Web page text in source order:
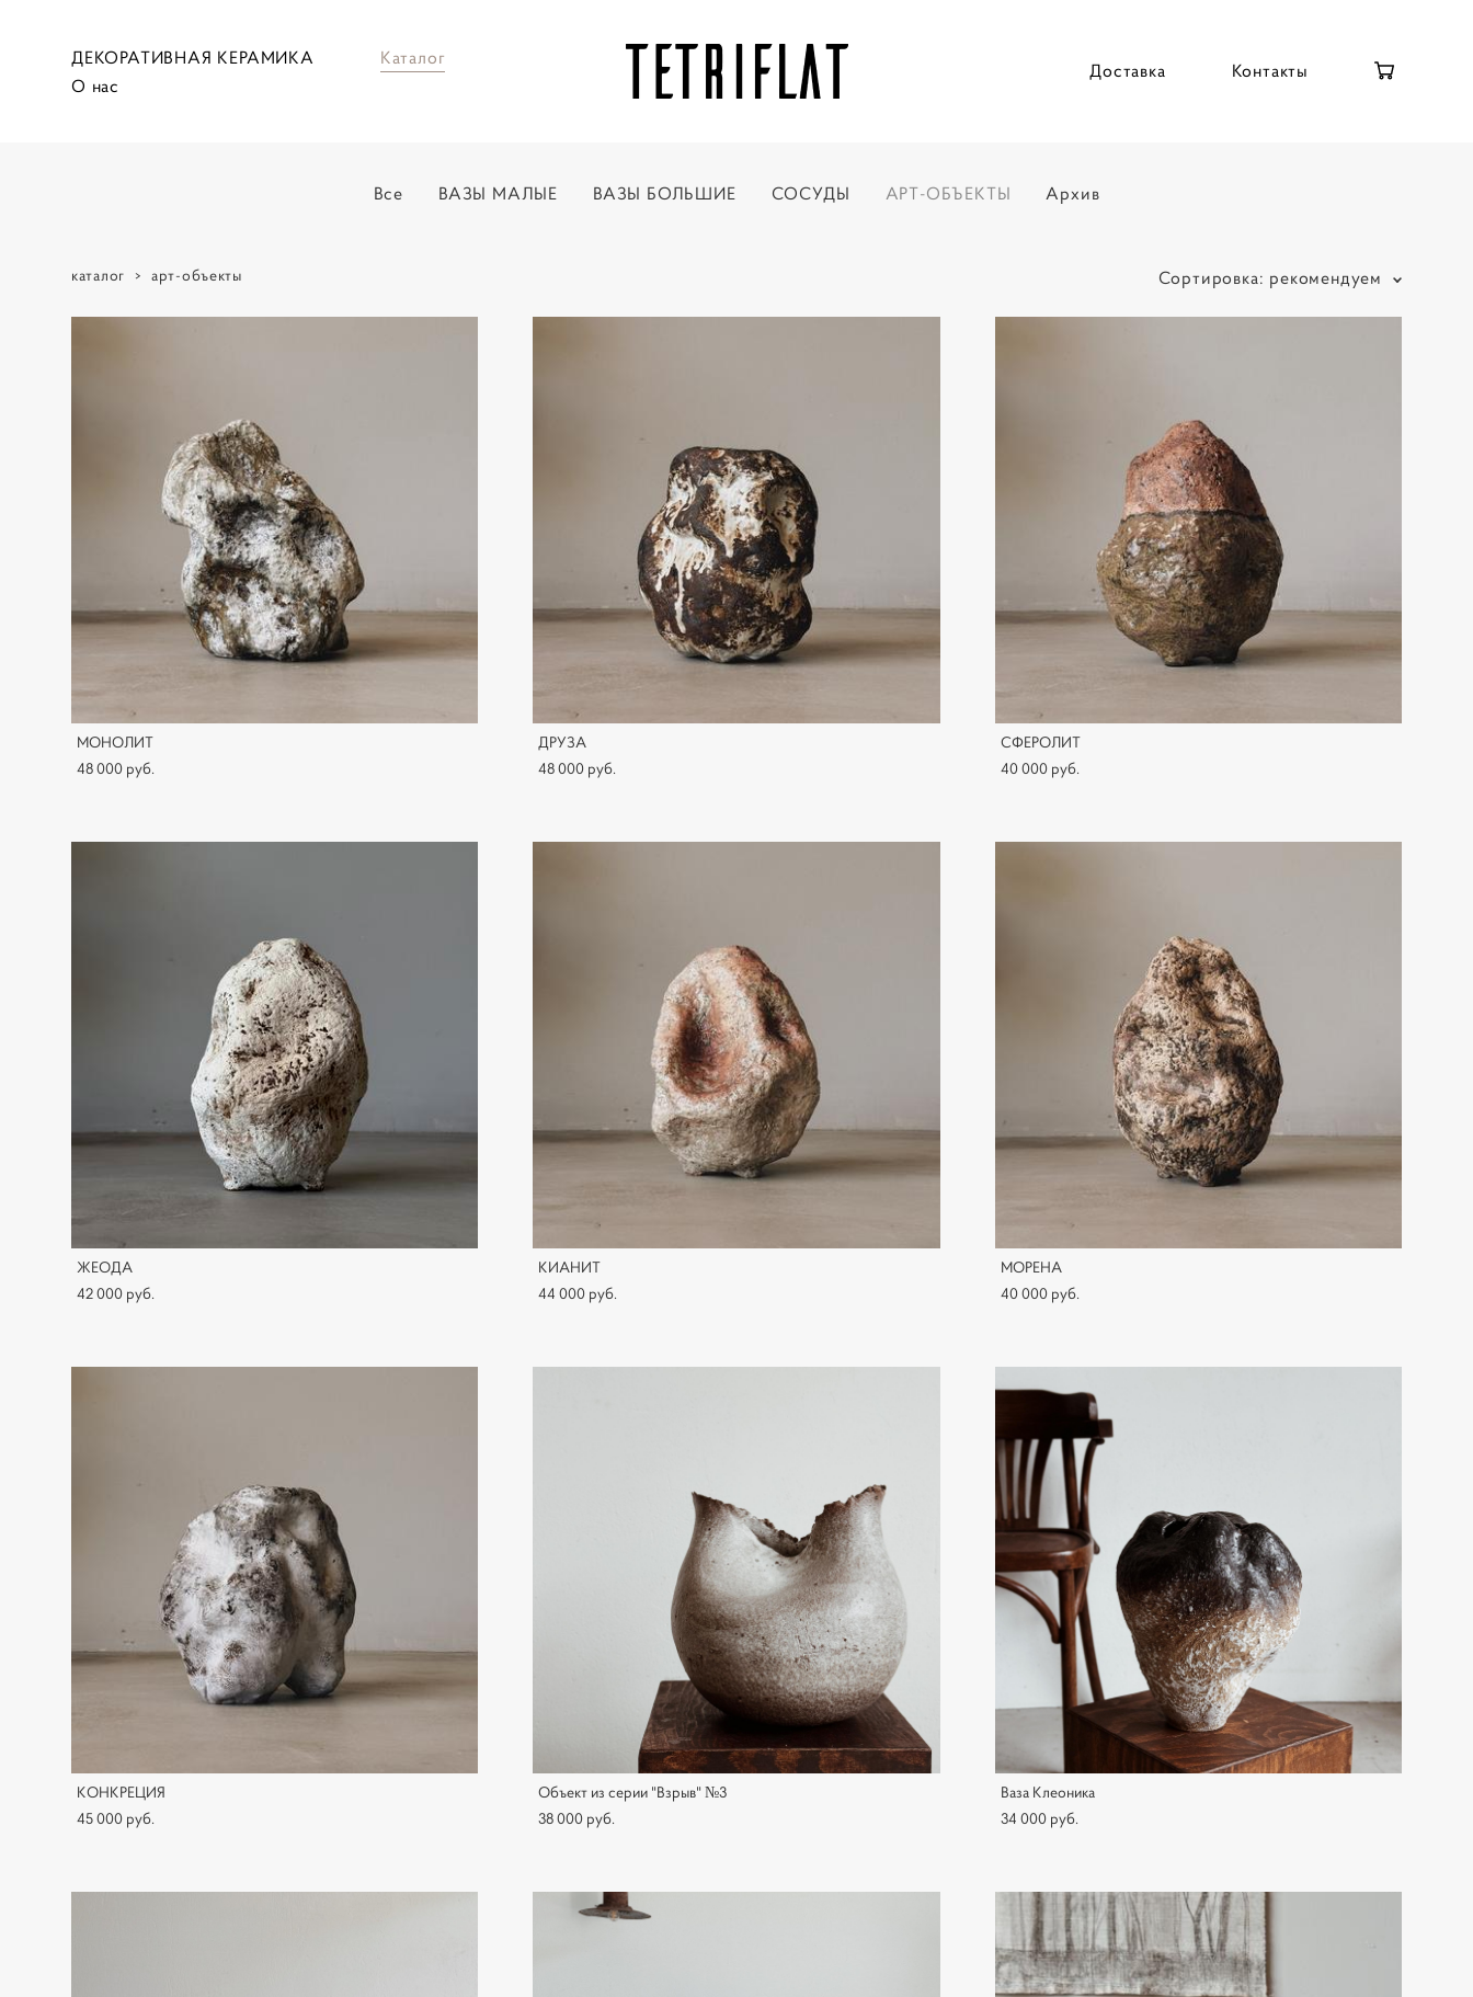
ДЕКОРАТИВНАЯ КЕРАМИКА
Каталог
О нас
Доставка Контакты
Все ВАЗЫ МАЛЫЕ ВАЗЫ БОЛЬШИЕ СОСУДЫ АРТ-ОБЪЕКТЫ Архив
каталог > арт-объекты Сортировка: рекомендуем
МОНОЛИТ
48 000 pуб.
ДРУЗА
48 000 pуб.
СФЕРОЛИТ
40 000 pуб.
ЖЕОДА
42 000 pуб.
КИАНИТ
44 000 pуб.
МОРЕНА
40 000 pуб.
КОНКРЕЦИЯ
45 000 pуб.
Объект из серии "Взрыв" №3
38 000 pуб.
Ваза Клеоника
34 000 pуб.